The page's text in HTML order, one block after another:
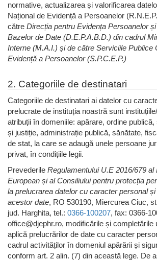
normative, actualizarea și valorificarea
Național de Evidență a Persoanelor
către Direcția pentru Evidența Persoanelor
Bazelor de Date (D.E.P.A.B.D.) din cadrul
Interne (M.A.I.) și de către Serviciile Publice
Evidență a Persoanelor (S.P.C.E.P.)
2. Categoriile de destinatari
Categoriile de destinatari ai datelor cu
prelucrate de instituția noastră sunt
atribuții în domeniile: apărare, ordine
și justiție, administrație publică, sănătate,
de stat, la care se adaugă unele persoane
privat, în condițiile legii.
Prevederile Regulamentului U.E 2016/679 al
European și al Consiliului pentru protecția
la prelucrarea datelor cu caracter personal
acestor date, RO 530190, Miercurea Ciuc,
jud. Harghita, tel.: 0366-100207, fax: 0366-
office@djephr.ro, modificările și completările
aplică prelucrărilor de date cu caracter
cadrul activităților în domeniul apărării și
conform art. 2 alin. (7) din această lege. De